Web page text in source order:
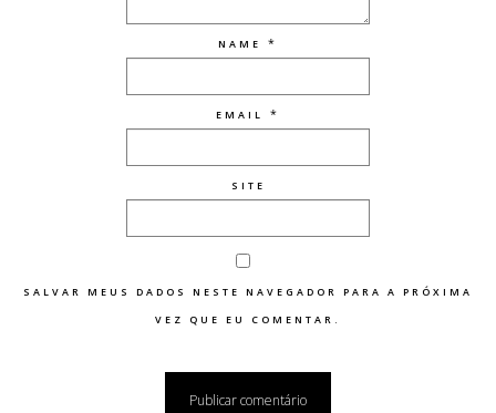
NAME *
EMAIL *
SITE
SALVAR MEUS DADOS NESTE NAVEGADOR PARA A PRÓXIMA
VEZ QUE EU COMENTAR.